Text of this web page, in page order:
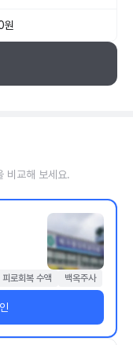
비교해 보세요.
피로회복 수액 백옥주사